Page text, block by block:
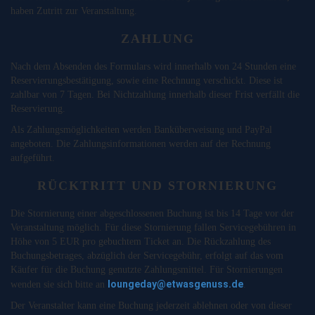
haben Zutritt zur Veranstaltung.
ZAHLUNG
Nach dem Absenden des Formulars wird innerhalb von 24 Stunden eine
Reservierungsbestätigung, sowie eine Rechnung verschickt. Diese ist
zahlbar von 7 Tagen. Bei Nichtzahlung innerhalb dieser Frist verfällt die
Reservierung.
Als Zahlungsmöglichkeiten werden Banküberweisung und PayPal
angeboten. Die Zahlungsinformationen werden auf der Rechnung
aufgeführt.
RÜCKTRITT UND STORNIERUNG
Die Stornierung einer abgeschlossenen Buchung ist bis 14 Tage vor der
Veranstaltung möglich. Für diese Stornierung fallen Servicegebühren in
Höhe von 5 EUR pro gebuchtem Ticket an. Die Rückzahlung des
Buchungsbetrages, abzüglich der Servicegebühr, erfolgt auf das vom
Käufer für die Buchung genutzte Zahlungsmittel. Für Stornierungen
wenden sie sich bitte an
loungeday@etwasgenuss.de
Der Veranstalter kann eine Buchung jederzeit ablehnen oder von dieser